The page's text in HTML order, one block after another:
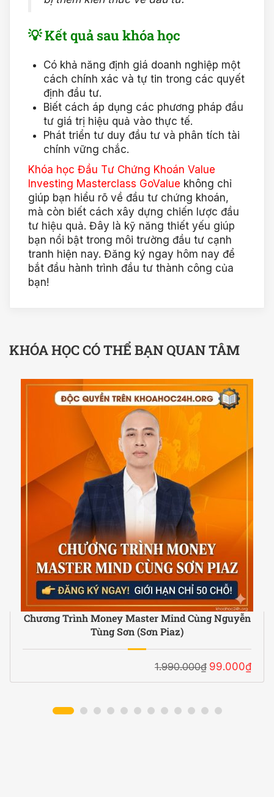
💡 Kết quả sau khóa học
Có khả năng định giá doanh nghiệp một
cách chính xác và tự tin trong các quyết
định đầu tư.
Biết cách áp dụng các phương pháp đầu
tư giá trị hiệu quả vào thực tế.
Phát triển tư duy đầu tư và phân tích tài
chính vững chắc.
Khóa học Đầu Tư Chứng Khoán Value
Investing Masterclass GoValue không chỉ
giúp bạn hiểu rõ về đầu tư chứng khoán,
mà còn biết cách xây dựng chiến lược đầu
tư hiệu quả. Đây là kỹ năng thiết yếu giúp
bạn nổi bật trong môi trường đầu tư cạnh
tranh hiện nay. Đăng ký ngay hôm nay để
bắt đầu hành trình đầu tư thành công của
bạn!
KHÓA HỌC CÓ THỂ BẠN QUAN TÂM
Chương Trình Money Master Mind Cùng Nguyễn
Tùng Sơn (Sơn Piaz)
1.990.000₫ 99.000₫